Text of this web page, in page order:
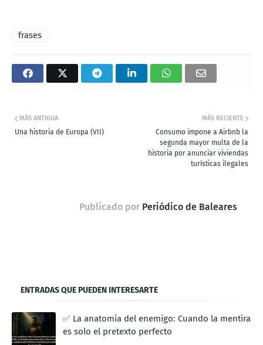
frases
MÁS RECIENTE
Consumo impone a Airbnb la
segunda mayor multa de la
historia por anunciar viviendas
turísticas ilegales
MÁS ANTIGUA
Una historia de Europa (VII)
Publicado por Periódico de Baleares
ENTRADAS QUE PUEDEN INTERESARTE
✅ La anatomía del enemigo: Cuando la mentira
es solo el pretexto perfecto